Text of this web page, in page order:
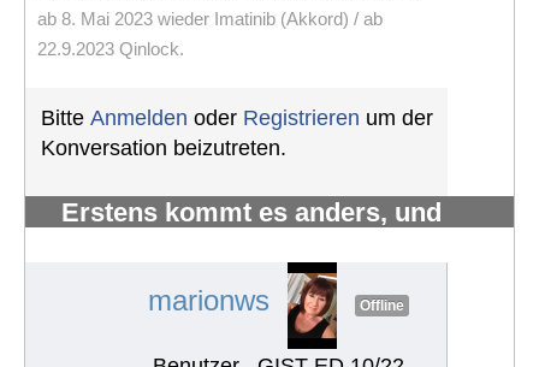
ab 8. Mai 2023 wieder Imatinib (Akkord) / ab
22.9.2023 Qinlock.
Bitte Anmelden oder Registrieren um der
Konversation beizutreten.
Erstens kommt es anders, und
marionws Offline